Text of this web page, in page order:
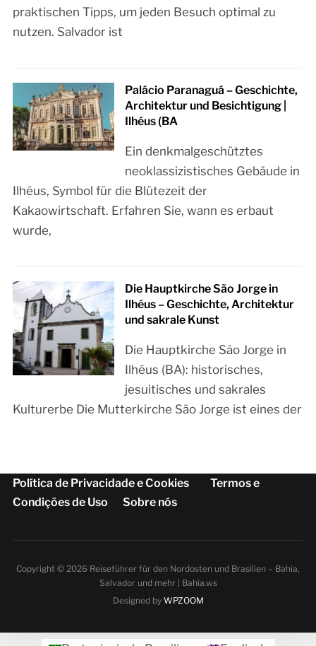
praktischen Tipps, um jeden Besuch optimal zu
nutzen. Salvador ist
Palácio Paranaguá – Geschichte,
Architektur und Besichtigung |
Ilhéus (BA
Ein denkmalgeschütztes
neoklassizistisches Gebäude in
Ilhéus, Symbol für die Blütezeit der
Kakaowirtschaft. Erfahren Sie, wann es erbaut
wurde,
Die Hauptkirche São Jorge in
Ilhéus – Geschichte, Architektur
und sakrale Kunst
Die Hauptkirche São Jorge in
Ilhéus (BA): historisches,
jesuitisches und sakrales
Kulturerbe Die Mutterkirche São Jorge ist eines der
Política de Privacidade e Cookies
Termos e
Condições de Uso
Sobre nós
Copyright © 2026 Reiseführer für den Nordosten und Brasilien – Bahia,
Salvador und mehr | Bahia.ws
Designed by WPZOOM